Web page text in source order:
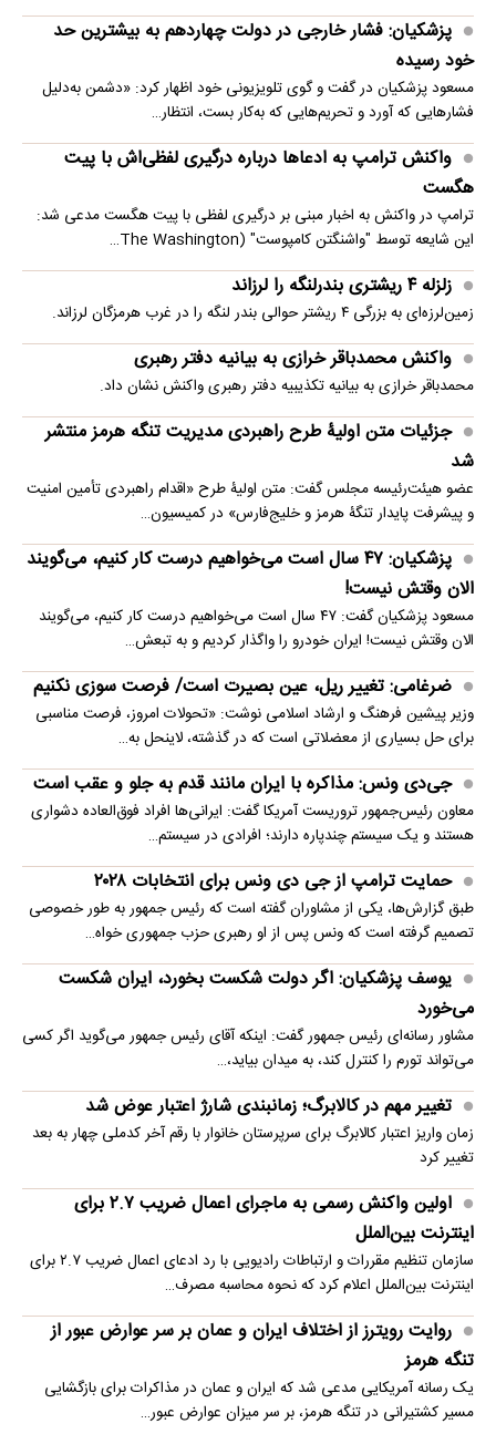
پزشکیان: فشار خارجی در دولت چهاردهم به بیشترین حد
خود رسیده
مسعود پزشکیان در گفت و گوی تلویزیونی خود اظهار کرد: «دشمن به‌دلیل
فشارهایی که آورد و تحریم‌هایی که به‌کار بست، انتظار…
واکنش ترامپ به ادعاها درباره درگیری لفظی‌اش با پیت
هگست
ترامپ در واکنش به اخبار مبنی بر درگیری لفظی با پیت هگست مدعی شد:
این شایعه توسط "واشنگتن کامپوست" (The Washington…
زلزله ۴ ریشتری بندرلنگه را لرزاند
زمین‌لرزه‌ای به بزرگی ۴ ریشتر حوالی بندر لنگه را در غرب هرمزگان لرزاند.
واکنش محمدباقر خرازی به بیانیه دفتر رهبری
محمدباقر خرازی به بیانیه تکذیبیه دفتر رهبری واکنش نشان داد.
جزئیات متن اولیۀ طرح راهبردی مدیریت تنگه هرمز منتشر
شد
عضو هیئت‌رئیسه مجلس گفت: متن اولیۀ طرح «اقدام راهبردی تأمین امنیت
و پیشرفت پایدار تنگۀ هرمز و خلیج‌فارس» در کمیسیون…
پزشکیان: ۴۷ سال است می‌خواهیم درست کار کنیم، می‌گویند
الان وقتش نیست!
مسعود پزشکیان گفت: ۴۷ سال است می‌خواهیم درست کار کنیم، می‌گویند
الان وقتش نیست! ایران خودرو را واگذار کردیم و به تبعش…
ضرغامی: تغییر ریل، عین بصیرت است/ فرصت سوزی نکنیم
وزیر پیشین فرهنگ و ارشاد اسلامی نوشت: «تحولات امروز، فرصت مناسبی
برای حل بسیاری از معضلاتی‌ است که در گذشته، لاینحل به…
جی‌دی ونس: مذاکره با ایران مانند قدم به جلو و عقب است
معاون رئیس‌جمهور تروریست آمریکا گفت: ایرانی‌ها افراد فوق‌العاده دشواری
هستند و یک سیستم چندپاره دارند؛ افرادی در سیستم…
حمایت ترامپ از جی دی ونس برای انتخابات ۲۰۲۸
طبق گزارش‌ها، یکی از مشاوران گفته است که رئیس جمهور به طور خصوصی
تصمیم گرفته است که ونس پس از او رهبری حزب جمهوری خواه…
یوسف پزشکیان: اگر دولت شکست بخورد، ایران شکست
می‌خورد
مشاور رسانه‌ای رئیس جمهور گفت: اینکه آقای رئیس جمهور می‌گوید اگر کسی
می‌تواند تورم را کنترل کند، به میدان بیاید،…
تغییر مهم در کالابرگ؛ زمانبندی‌ شارژ اعتبار عوض شد
زمان واریز اعتبار کالابرگ برای سرپرستان خانوار با رقم آخر کدملی چهار به بعد
تغییر کرد
اولین واکنش رسمی به ماجرای اعمال ضریب ۲.۷ برای
اینترنت بین‌الملل
سازمان تنظیم مقررات و ارتباطات رادیویی با رد ادعای اعمال ضریب ۲.۷ برای
اینترنت بین‌الملل اعلام کرد که نحوه محاسبه مصرف…
روایت رویترز از اختلاف ایران و عمان بر سر عوارض عبور از
تنگه هرمز
یک رسانه آمریکایی مدعی شد که ایران و عمان در مذاکرات برای بازگشایی
مسیر کشتیرانی در تنگه هرمز، بر سر میزان عوارض عبور…